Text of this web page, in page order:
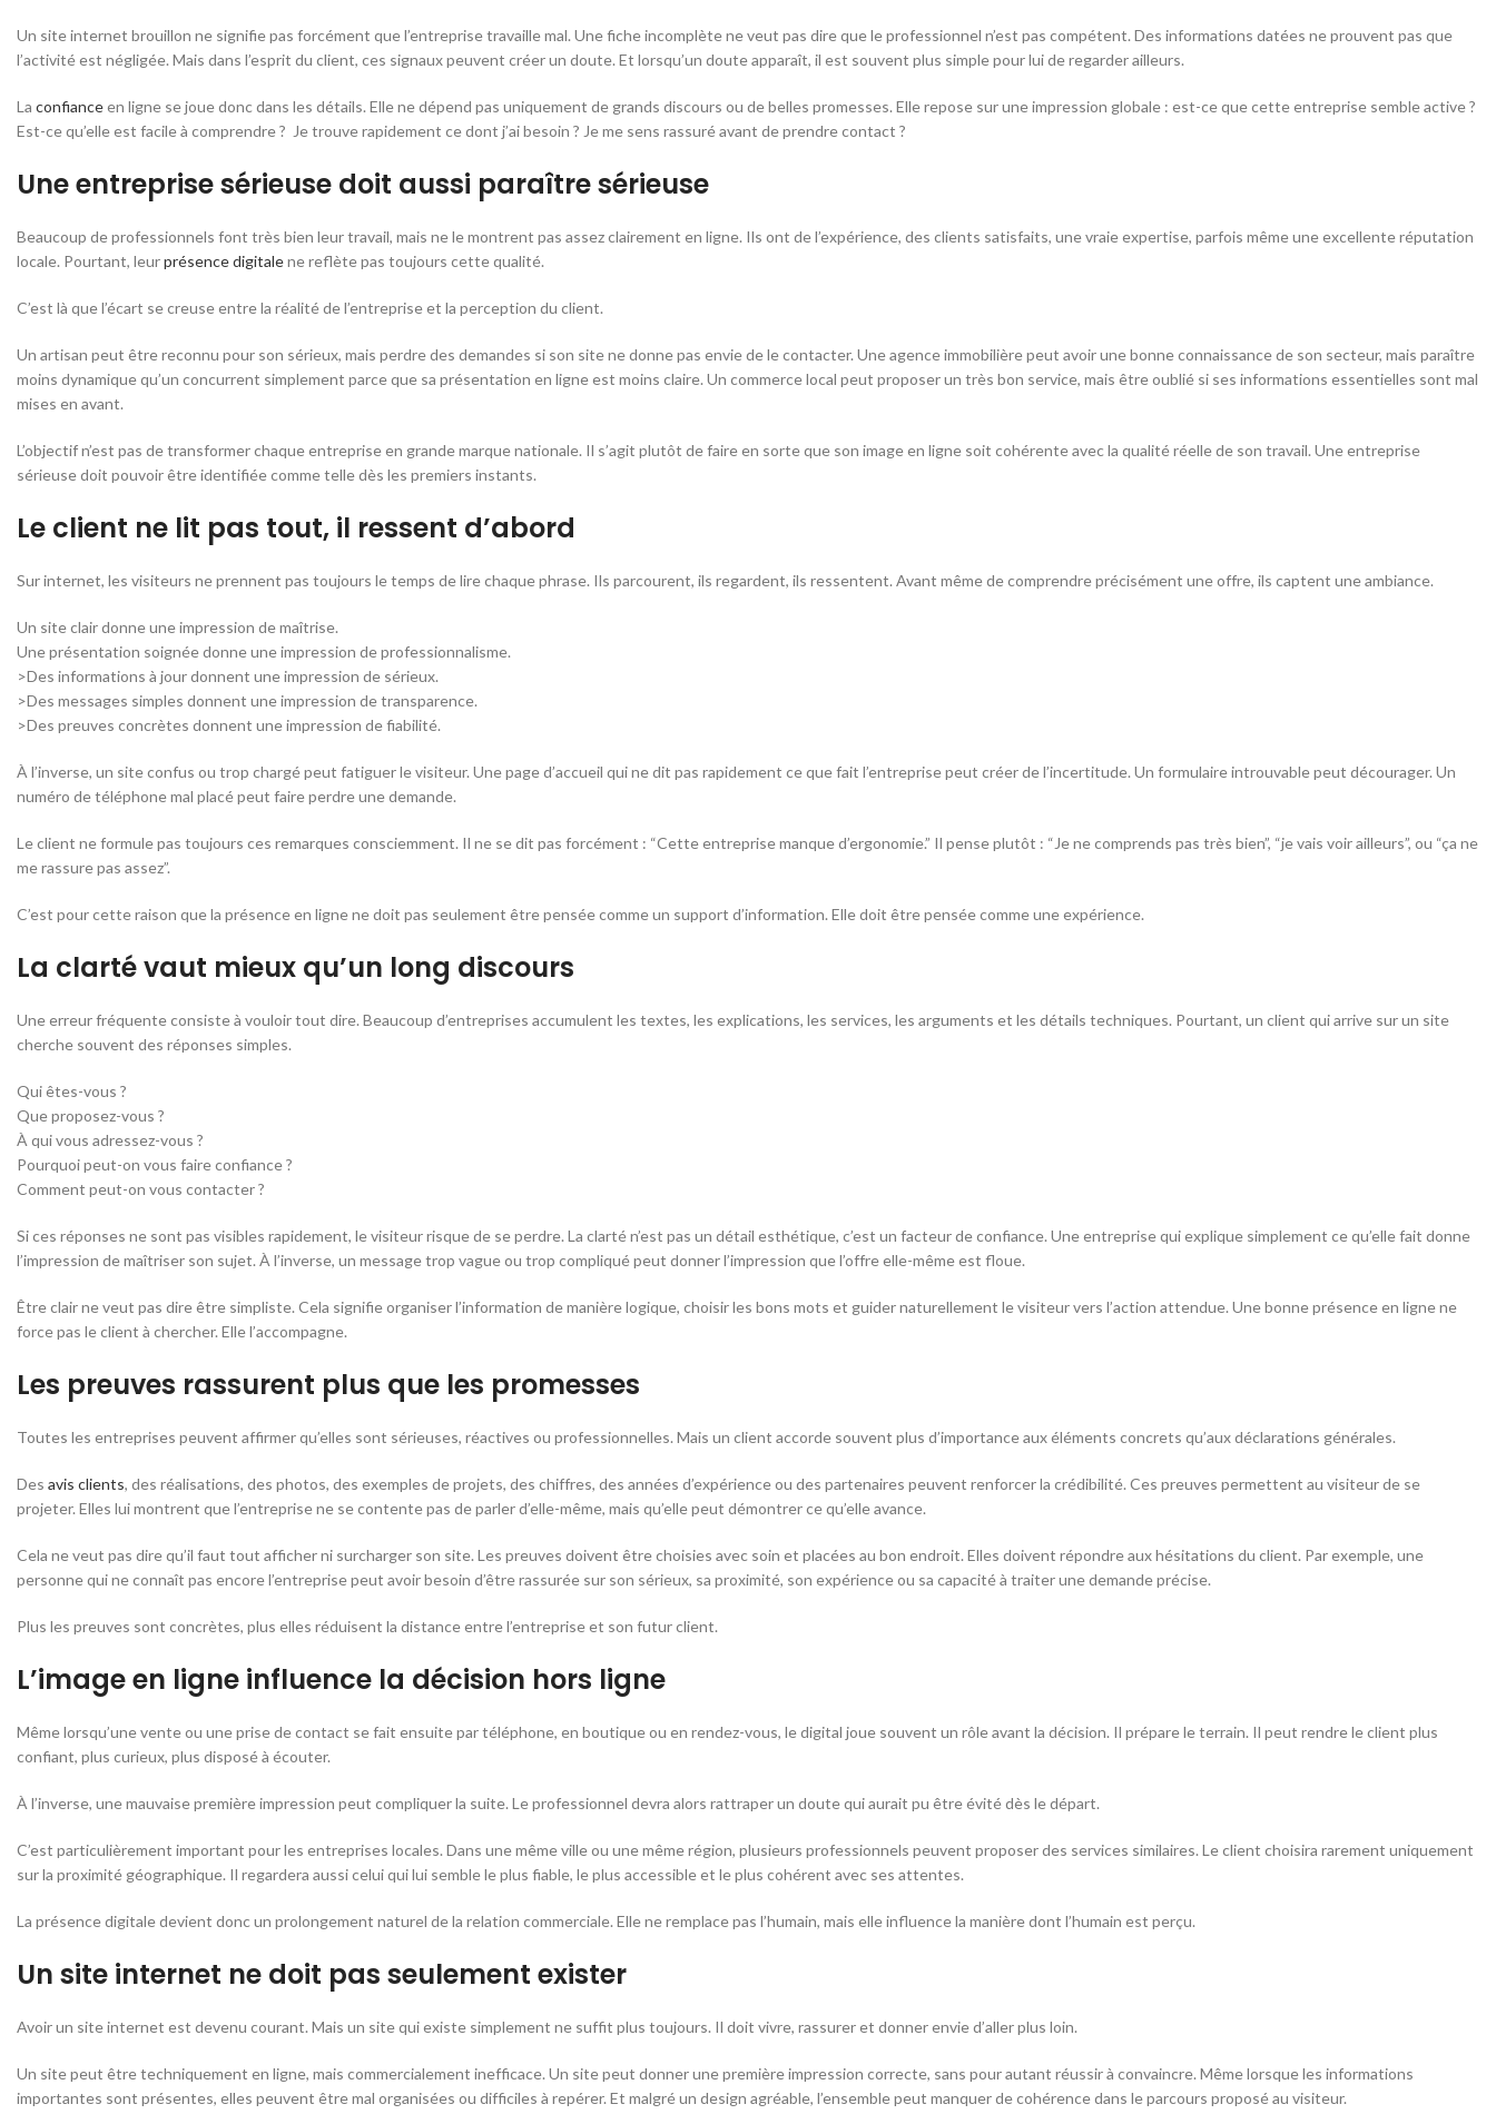
Un site internet brouillon ne signifie pas forcément que l’entreprise travaille mal. Une fiche incomplète ne veut pas dire que le professionnel n’est pas compétent. Des informations datées ne prouvent pas que
l’activité est négligée. Mais dans l’esprit du client, ces signaux peuvent créer un doute. Et lorsqu’un doute apparaît, il est souvent plus simple pour lui de regarder ailleurs.
La confianceen ligne se joue donc dans les détails. Elle ne dépend pas uniquement de grands discours ou de belles promesses. Elle repose sur une impression globale : est-ce que cette entreprise semble active ?
Est-ce qu’elle est facile à comprendre ? Je trouve rapidement ce dont j’ai besoin ? Je me sens rassuré avant de prendre contact ?
Une entreprise sérieuse doit aussi paraître sérieuse
Beaucoup de professionnels font très bien leur travail, mais ne le montrent pas assez clairement en ligne. Ils ont de l’expérience, des clients satisfaits, une vraie expertise, parfois même une excellente réputation
locale. Pourtant, leurprésence digitalene reflète pas toujours cette qualité.
C’est là que l’écart se creuse entre la réalité de l’entreprise et la perception du client.
Un artisan peut être reconnu pour son sérieux, mais perdre des demandes si son site ne donne pas envie de le contacter. Une agence immobilière peut avoir une bonne connaissance de son secteur, mais paraître
moins dynamique qu’un concurrent simplement parce que sa présentation en ligne est moins claire. Un commerce local peut proposer un très bon service, mais être oublié si ses informations essentielles sont mal
mises en avant.
L’objectif n’est pas de transformer chaque entreprise en grande marque nationale. Il s’agit plutôt de faire en sorte que son image en ligne soit cohérente avec la qualité réelle de son travail. Une entreprise
sérieuse doit pouvoir être identifiée comme telle dès les premiers instants.
Le client ne lit pas tout, il ressent d’abord
Sur internet, les visiteurs ne prennent pas toujours le temps de lire chaque phrase. Ils parcourent, ils regardent, ils ressentent. Avant même de comprendre précisément une offre, ils captent une ambiance.
Un site clair donne une impression de maîtrise.
Une présentation soignée donne une impression de professionnalisme.
>Des informations à jour donnent une impression de sérieux.
>Des messages simples donnent une impression de transparence.
>Des preuves concrètes donnent une impression de fiabilité.
À l’inverse, un site confus ou trop chargé peut fatiguer le visiteur. Une page d’accueil qui ne dit pas rapidement ce que fait l’entreprise peut créer de l’incertitude. Un formulaire introuvable peut décourager. Un
numéro de téléphone mal placé peut faire perdre une demande.
Le client ne formule pas toujours ces remarques consciemment. Il ne se dit pas forcément : “Cette entreprise manque d’ergonomie.” Il pense plutôt : “Je ne comprends pas très bien”, “je vais voir ailleurs”, ou “ça ne
me rassure pas assez”.
C’est pour cette raison que la présence en ligne ne doit pas seulement être pensée comme un support d’information. Elle doit être pensée comme une expérience.
La clarté vaut mieux qu’un long discours
Une erreur fréquente consiste à vouloir tout dire. Beaucoup d’entreprises accumulent les textes, les explications, les services, les arguments et les détails techniques. Pourtant, un client qui arrive sur un site
cherche souvent des réponses simples.
Qui êtes-vous ?
Que proposez-vous ?
À qui vous adressez-vous ?
Pourquoi peut-on vous faire confiance ?
Comment peut-on vous contacter ?
Si ces réponses ne sont pas visibles rapidement, le visiteur risque de se perdre. La clarté n’est pas un détail esthétique, c’est un facteur de confiance. Une entreprise qui explique simplement ce qu’elle fait donne
l’impression de maîtriser son sujet. À l’inverse, un message trop vague ou trop compliqué peut donner l’impression que l’offre elle-même est floue.
Être clair ne veut pas dire être simpliste. Cela signifie organiser l’information de manière logique, choisir les bons mots et guider naturellement le visiteur vers l’action attendue. Une bonne présence en ligne ne
force pas le client à chercher. Elle l’accompagne.
Les preuves rassurent plus que les promesses
Toutes les entreprises peuvent affirmer qu’elles sont sérieuses, réactives ou professionnelles. Mais un client accorde souvent plus d’importance aux éléments concrets qu’aux déclarations générales.
Des avis clients, des réalisations, des photos, des exemples de projets, des chiffres, des années d’expérience ou des partenaires peuvent renforcer la crédibilité. Ces preuves permettent au visiteur de se
projeter. Elles lui montrent que l’entreprise ne se contente pas de parler d’elle-même, mais qu’elle peut démontrer ce qu’elle avance.
Cela ne veut pas dire qu’il faut tout afficher ni surcharger son site. Les preuves doivent être choisies avec soin et placées au bon endroit. Elles doivent répondre aux hésitations du client. Par exemple, une
personne qui ne connaît pas encore l’entreprise peut avoir besoin d’être rassurée sur son sérieux, sa proximité, son expérience ou sa capacité à traiter une demande précise.
Plus les preuves sont concrètes, plus elles réduisent la distance entre l’entreprise et son futur client.
L’image en ligne influence la décision hors ligne
Même lorsqu’une vente ou une prise de contact se fait ensuite par téléphone, en boutique ou en rendez-vous, le digital joue souvent un rôle avant la décision. Il prépare le terrain. Il peut rendre le client plus
confiant, plus curieux, plus disposé à écouter.
À l’inverse, une mauvaise première impression peut compliquer la suite. Le professionnel devra alors rattraper un doute qui aurait pu être évité dès le départ.
C’est particulièrement important pour les entreprises locales. Dans une même ville ou une même région, plusieurs professionnels peuvent proposer des services similaires. Le client choisira rarement uniquement
sur la proximité géographique. Il regardera aussi celui qui lui semble le plus fiable, le plus accessible et le plus cohérent avec ses attentes.
La présence digitale devient donc un prolongement naturel de la relation commerciale. Elle ne remplace pas l’humain, mais elle influence la manière dont l’humain est perçu.
Un site internet ne doit pas seulement exister
Avoir un site internet est devenu courant. Mais un site qui existe simplement ne suffit plus toujours. Il doit vivre, rassurer et donner envie d’aller plus loin.
Un site peut être techniquement en ligne, mais commercialement inefficace. Un site peut donner une première impression correcte, sans pour autant réussir à convaincre. Même lorsque les informations
importantes sont présentes, elles peuvent être mal organisées ou difficiles à repérer. Et malgré un design agréable, l’ensemble peut manquer de cohérence dans le parcours proposé au visiteur.